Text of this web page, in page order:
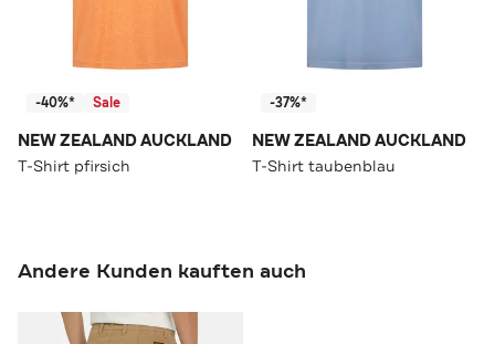
-40%* Sale
NEW ZEALAND AUCKLAND
T-Shirt pfirsich
-37%*
NEW ZEALAND AUCKLAND
T-Shirt taubenblau
Andere Kunden kauften auch